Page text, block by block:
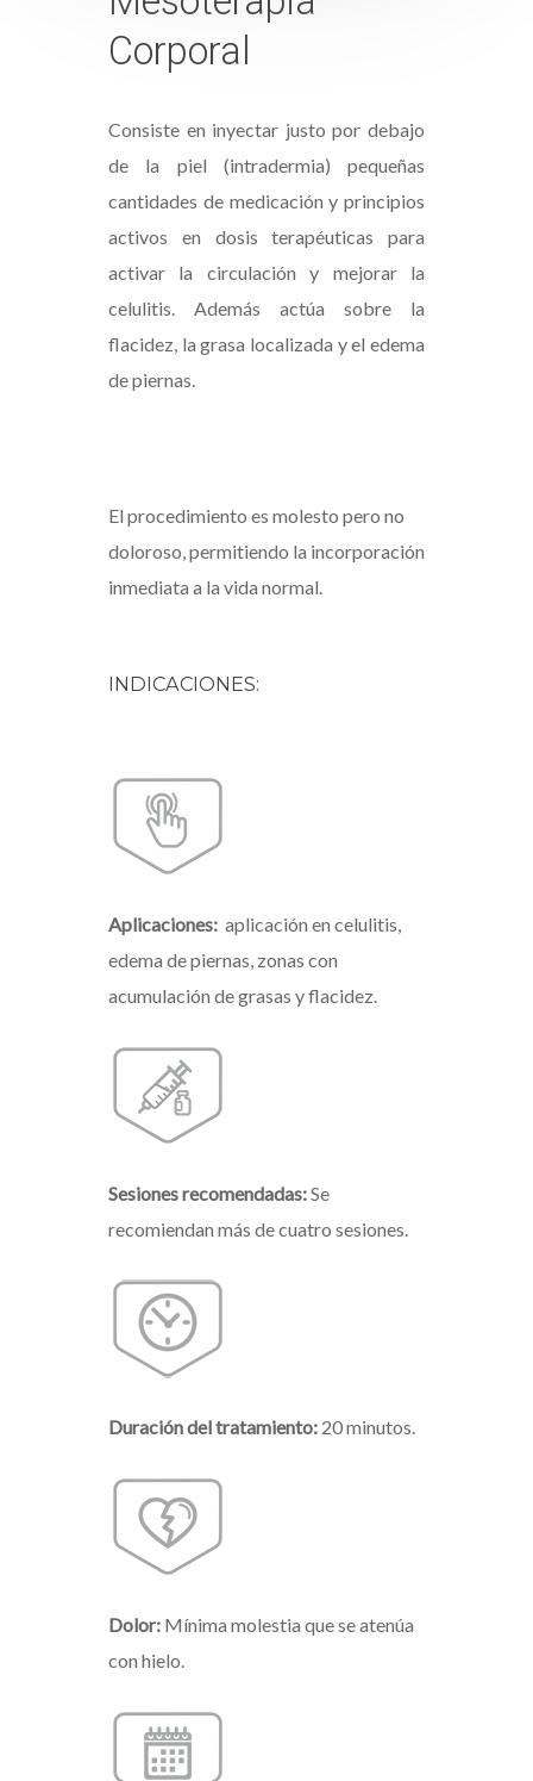
Corporal
Consiste en inyectar justo por debajo
de la piel (intradermia) pequeñas
cantidades de medicación y principios
activos en dosis terapéuticas para
activar la circulación y mejorar la
celulitis. Además actúa sobre la
flacidez, la grasa localizada y el edema
de piernas.
El procedimiento es molesto pero no
doloroso, permitiendo la incorporación
inmediata a la vida normal.
INDICACIONES:
Aplicaciones: aplicación en celulitis,
edema de piernas, zonas con
acumulación de grasas y flacidez.
Sesiones recomendadas:Se
recomiendan más de cuatro sesiones.
Duración del tratamiento:20 minutos.
Dolor:Mínima molestia que se atenúa
con hielo.